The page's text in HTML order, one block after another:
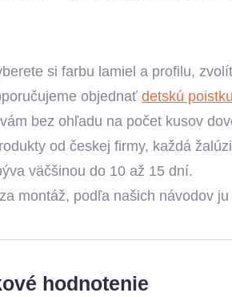
si farbu lamiel a profilu,
objednať detskú poistku
bez ohľadu na počet kusov
od českej firmy, každá
väčšinou do 10 až 15 dní.
montáž, podľa našich návodov
hodnotenie